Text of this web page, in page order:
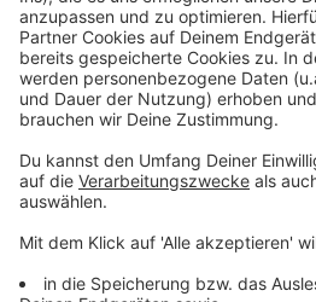
einem Like auf das Bild
Teilnahme danach ist nicht
Das Gewinnspiel-Posting ist
Electronica Center"-Bild
Spielregeln lauten: Jeder
das „Ars Electronica Center“-
abgibt, hat die Chance, zwei
gewinnen. Die zwei